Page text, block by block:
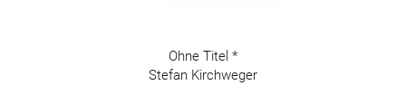
Ohne Titel *
Stefan Kirchweger